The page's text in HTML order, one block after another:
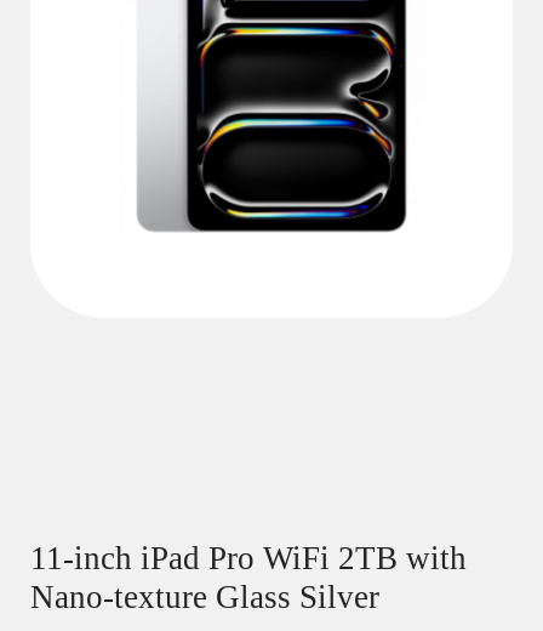
11-inch iPad Pro WiFi 2TB with
Nano-texture Glass Silver